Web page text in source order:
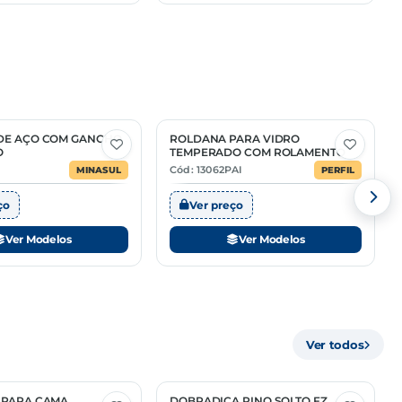
AÇO COM GANCHO
MINASUL
Ver Modelos
2 Opções
ROLDANA PARA VIDRO
TEMPERADO COM ROLAMENTO
Cód: 13062PAI PERFIL
Ver preço
Ver Modelos
Ver todos